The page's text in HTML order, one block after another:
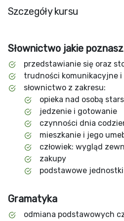
Szczegóły kursu
Słownictwo jakie poznasz
przedstawianie się oraz
trudności komunikacyjne
słownictwo z zakresu:
opieka nad osobą
jedzenie i gotowanie
czynności dnia
mieszkanie i jego
człowiek: wygląd
zakupy
podstawowe
Gramatyka
odmiana podstawowych